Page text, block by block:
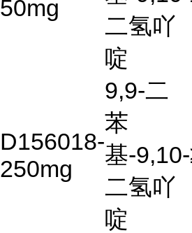
50mg
二氢吖
啶
D156018-
250mg
9,9-二
苯
基-9,10-
二氢吖
啶